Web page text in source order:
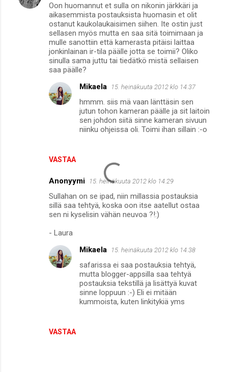
Oon huomannut et sulla on nikonin järkkäri ja
aikasemmista postauksista huomasin et olit
ostanut kaukolaukaisimen siihen. Ite ostin just
sellasen myös mutta en saa sitä toimimaan ja
mulle sanottiin että kamerasta pitäisi laittaa
jonkinlainan ir-tila päälle jotta se toimii? Oliko
sinulla sama juttu tai tiedätkö mistä sellaisen
saa päälle?
VASTAA
Mikaela 15. heinäkuuta 2012 klo 14.37
hmmm. siis mä vaan länttäsin sen
jutun tohon kameran päälle ja sit laitoin
sen johdon siitä sinne kameran sivuun
niinku ohjeissa oli. Toimi ihan sillain :-o
Anonyymi 15. heinäkuuta 2012 klo 14.29
Sullahan on se ipad, niin millassia postauksia
sillä saa tehtyä, koska oon itse aatellut ostaa
sen ni kyselisin vähän neuvoa ?!:)
- Laura
VASTAA
Mikaela 15. heinäkuuta 2012 klo 14.38
safarissa ei saa postauksia tehtyä,
mutta blogger-appsilla saa tehtyä
postauksia tekstillä ja lisättyä kuvat
sinne loppuun :-) Eli ei mitään
kummoista, kuten linkitykiä yms